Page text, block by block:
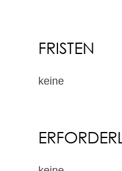
FRISTEN
keine